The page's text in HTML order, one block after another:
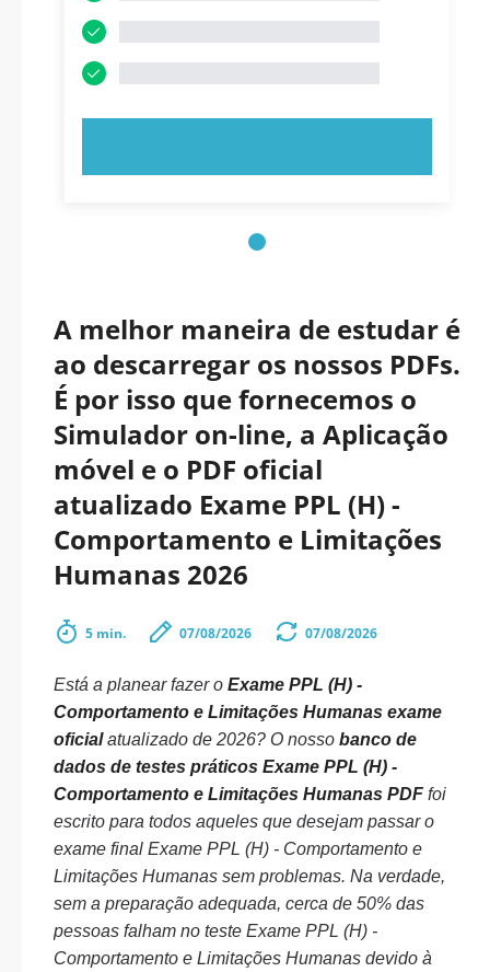
A melhor maneira de estudar é
ao descarregar os nossos PDFs.
É por isso que fornecemos o
Simulador on-line, a Aplicação
móvel e o PDF oficial
atualizado Exame PPL (H) -
Comportamento e Limitações
Humanas 2026
5 min. 07/08/2026 07/08/2026
Está a planear fazer o Exame PPL (H) -
Comportamento e Limitações Humanas exame
oficialatualizado de 2026? O nosso banco de
dados de testes práticos Exame PPL (H) -
Comportamento e Limitações Humanas PDF foi
escrito para todos aqueles que desejam passar o
exame final Exame PPL (H) - Comportamento e
Limitações Humanas sem problemas. Na verdade,
sem a preparação adequada, cerca de 50% das
pessoas falham no teste Exame PPL (H) -
Comportamento e Limitações Humanas devido à